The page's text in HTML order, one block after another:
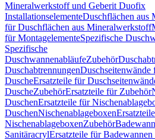
Mineralwerkstoff und Geberit Duofix
InstallationselementeDuschflächen aus
für Duschflächen aus Mineralwerkstoff
für MontagelementeSpezifische
Spezifische
DuschwannenabläufeZubehör
Duschabtrennungen
DuscheErsatzteile für
DuscheZubehörErsatzteile für Zubehör
DuschenErsatzteile für
DuschenNischenablageboxen
NischenablageboxenZubehör
SanitäracrylErsatzteile für Badewannen